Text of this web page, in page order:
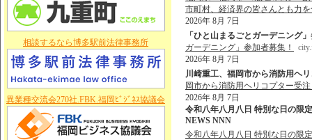
相談するなら博多駅前法律事務所
異業種交流会270社.FBK.福岡ﾋﾞｼﾞﾈｽ協議会
市町村、経済界の皆さんとも力
2026年 8月 7日
「ひと山まるごとガーデニング
ガーデニング」参加者募集！
2026年 8月 7日
川崎重工、福岡市から消防用ヘ
岡市から消防用ヘリコプター受注
2026年 8月 7日
令和八年八月八日 特別な日の限
NEWS NNN
令和八年八月八日 特別な日の限